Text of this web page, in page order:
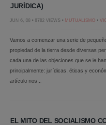
JURÍDICA)
JUN 6, 08 • 8782 VIEWS • MUTUALISMO •
Vamos a comenzar una serie de
propiedad de la tierra desde diversas
cada una de las objeciones que se le
principalmente: jurídicas, éticas y
artículo nos...
EL MITO DEL SOCIALISMO